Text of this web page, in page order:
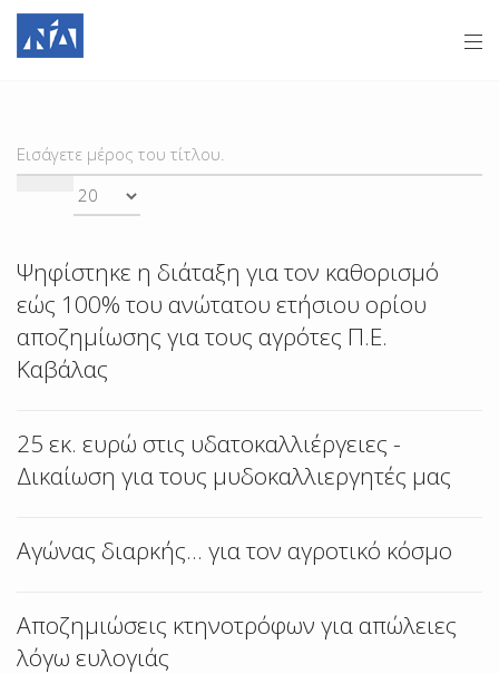
ΕΙΣΆΓΕΤΕ
ΜΈΡΟΣ
Ψηφίστηκε η διάταξη για τον καθορισμό
εώς 100% του ανώτατου ετήσιου ορίου
αποζημίωσης για τους αγρότες Π.Ε.
Καβάλας
25 εκ. ευρώ στις υδατοκαλλιέργειες -
Δικαίωση για τους μυδοκαλλιεργητές μας
Αγώνας διαρκής... για τον αγροτικό κόσμο
Αποζημιώσεις κτηνοτρόφων για απώλειες
λόγω ευλογιάς